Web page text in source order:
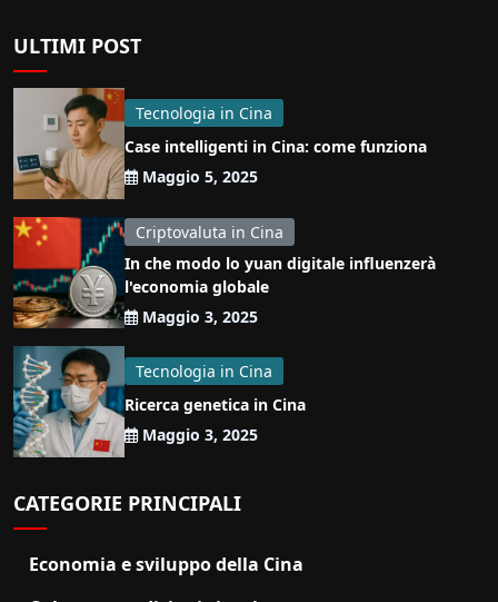
ULTIMI POST
Tecnologia in Cina
Case intelligenti in Cina: come funziona
Maggio 5, 2025
Criptovaluta in Cina
In che modo lo yuan digitale influenzerà
l'economia globale
Maggio 3, 2025
Tecnologia in Cina
Ricerca genetica in Cina
Maggio 3, 2025
CATEGORIE PRINCIPALI
Economia e sviluppo della Cina